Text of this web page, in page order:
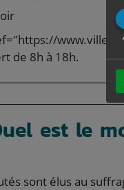
www.ville-
de 8h à 18h.
est le
sont élus au